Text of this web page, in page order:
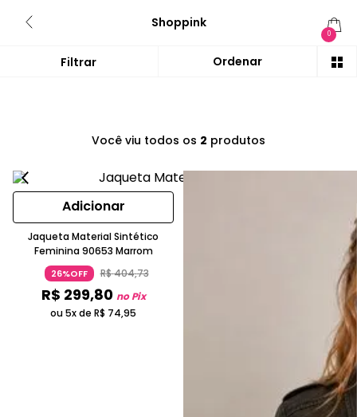
Shoppink
0
Você viu todos os 2 produtos
Adicionar
Jaqueta Material Sintético
Feminina 90653 Marrom
26%OFF R$404,73
R$ 299,80 no Pix
ou 5x de R$ 74,95